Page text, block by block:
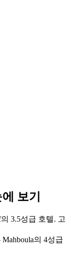
보기
3.5성급 호텔. 고
의 4성급